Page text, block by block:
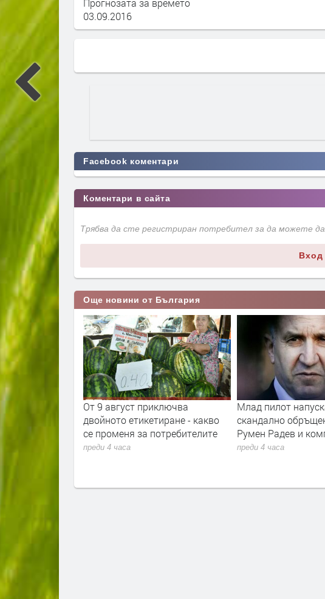
Прогнозата за времето
03.09.2016
Facebook коментари
Коментари в сайта
Трябва да сте регистриран потребител за да можете
Вход
Още новини от България
ще провeрява
на
От 9 август приключва
двойното етикетиране - какво
се променя за потребителите
преди 4 часа
Млад пилот
скандално
Румен Радев и
преди 4 часа